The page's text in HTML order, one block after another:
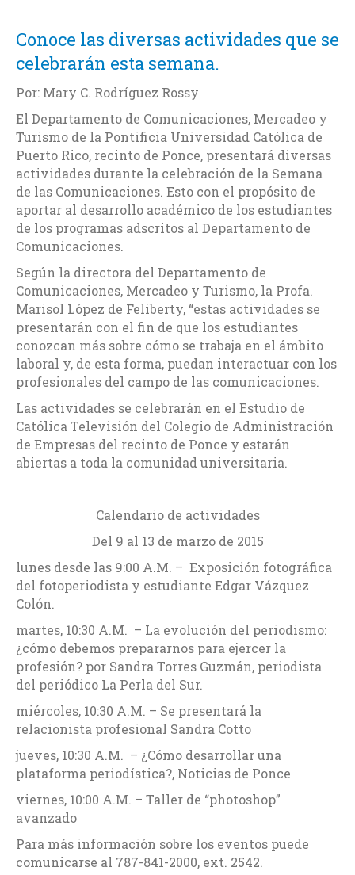
Conoce las diversas actividades que se
celebrarán esta semana.
Por: Mary C. Rodríguez Rossy
El Departamento de Comunicaciones, Mercadeo y
Turismo de la Pontificia Universidad Católica de
Puerto Rico, recinto de Ponce, presentará diversas
actividades durante la celebración de la Semana
de las Comunicaciones. Esto con el propósito de
aportar al desarrollo académico de los estudiantes
de los programas adscritos al Departamento de
Comunicaciones.
Según la directora del Departamento de
Comunicaciones, Mercadeo y Turismo, la Profa.
Marisol López de Feliberty, “estas actividades se
presentarán con el fin de que los estudiantes
conozcan más sobre cómo se trabaja en el ámbito
laboral y, de esta forma, puedan interactuar con los
profesionales del campo de las comunicaciones.
Las actividades se celebrarán en el Estudio de
Católica Televisión del Colegio de Administración
de Empresas del recinto de Ponce y estarán
abiertas a toda la comunidad universitaria.
Calendario de actividades
Del 9 al 13 de marzo de 2015
lunes desde las 9:00 A.M. – Exposición fotográfica
del fotoperiodista y estudiante Edgar Vázquez
Colón.
martes, 10:30 A.M. – La evolución del periodismo:
¿cómo debemos prepararnos para ejercer la
profesión? por Sandra Torres Guzmán, periodista
del periódico La Perla del Sur.
miércoles, 10:30 A.M. – Se presentará la
relacionista profesional Sandra Cotto
jueves, 10:30 A.M. – ¿Cómo desarrollar una
plataforma periodística?, Noticias de Ponce
viernes, 10:00 A.M. – Taller de “photoshop”
avanzado
Para más información sobre los eventos puede
comunicarse al 787-841-2000, ext. 2542.